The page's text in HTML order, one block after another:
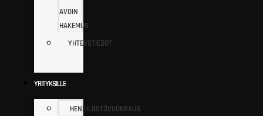
AVOIN
HAKEMUS
YHTEYSTIEDOT
YRITYKSILLE
HENKILÖSTÖVUOKRAUS